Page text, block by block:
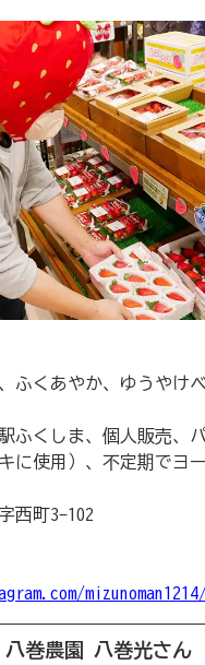
ふくあやか、ゆうやけ
ふくしま、個人販売、
に使用）、不定期でヨ
西町3-102
mizunoman1214/
巻農園 八巻光さん